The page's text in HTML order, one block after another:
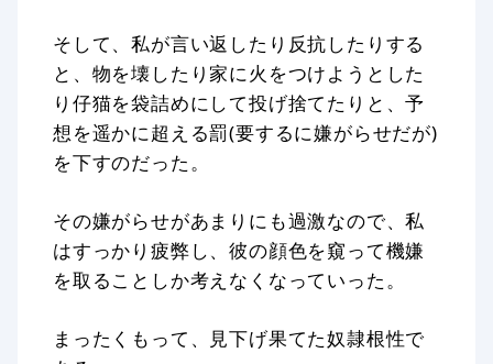
そして、私が言い返したり反抗したりする
と、物を壊したり家に火をつけようとした
り仔猫を袋詰めにして投げ捨てたりと、予
想を遥かに超える罰(要するに嫌がらせだが)
を下すのだった。
その嫌がらせがあまりにも過激なので、私
はすっかり疲弊し、彼の顔色を窺って機嫌
を取ることしか考えなくなっていった。
まったくもって、見下げ果てた奴隷根性で